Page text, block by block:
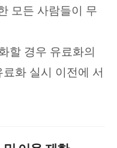
모든 사람들이 무
할 경우 유료화의
화 실시 이전에 서